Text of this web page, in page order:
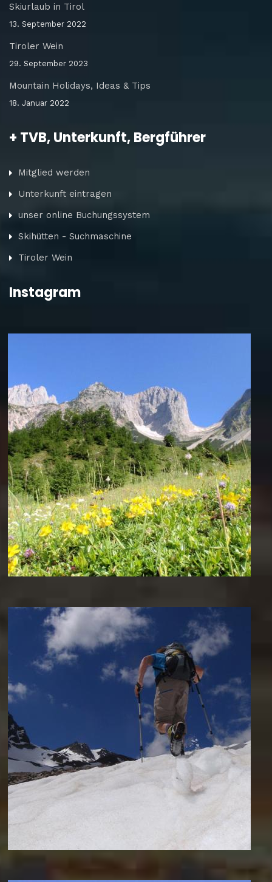
Skiurlaub in Tirol
13. September 2022
Tiroler Wein
29. September 2023
Mountain Holidays, Ideas & Tips
18. Januar 2022
+ TVB, Unterkunft, Bergführer
Mitglied werden
Unterkunft eintragen
unser online Buchungssystem
Skihütten - Suchmaschine
Tiroler Wein
Instagram